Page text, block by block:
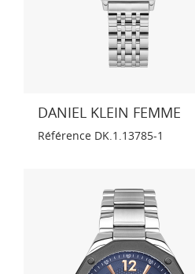
DANIEL KLEIN FEMME
Référence DK.1.13785-1